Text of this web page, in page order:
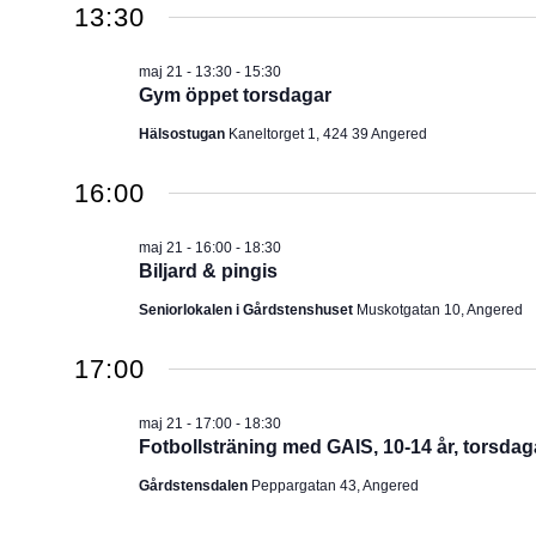
2026
u
13:30
Gym öppet torsdagar
maj 21 - 13:30- 15:30
Hälsostugan Kaneltorget 1, 424 39 Angered
16:00
Biljard & pingis
maj 21 - 16:00- 18:30
Seniorlokalen i Gårdstenshuset Muskotgatan 10, Angered
17:00
Fotbollsträning med GAIS, 10-14 år,
maj 21 - 17:00- 18:30
Gårdstensdalen Peppargatan 43, Angered